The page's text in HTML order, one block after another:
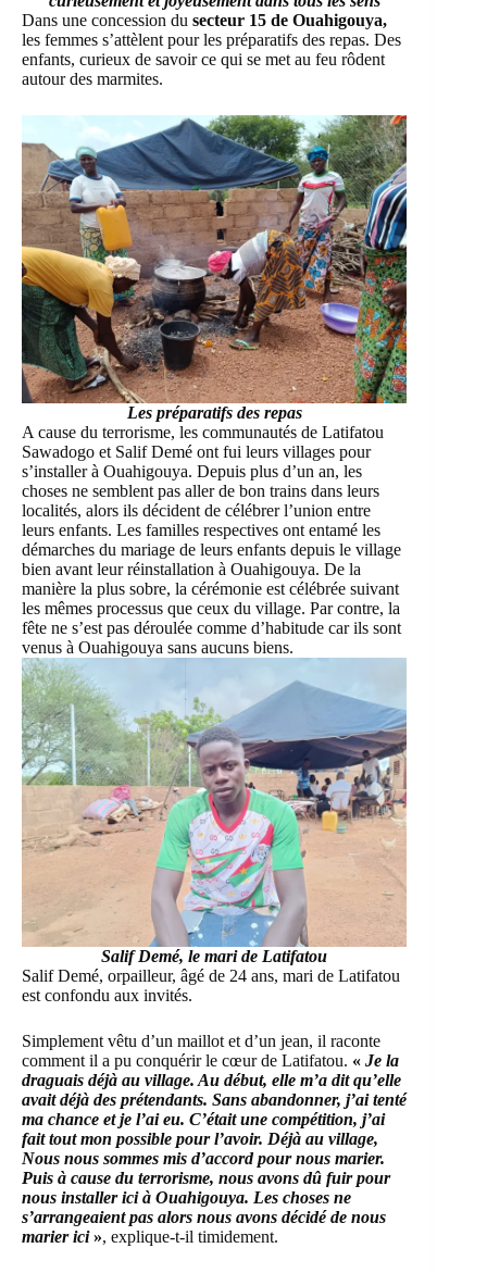
Dans une concession du secteur 15 de Ouahigouya,
les femmes s’attèlent pour les préparatifs des repas. Des
enfants, curieux de savoir ce qui se met au feu rôdent
autour des marmites.
Les préparatifs des repas
A cause du terrorisme, les communautés de Latifatou
Sawadogo et Salif Demé ont fui leurs villages pour
s’installer à Ouahigouya. Depuis plus d’un an, les
choses ne semblent pas aller de bon trains dans leurs
localités, alors ils décident de célébrer l’union entre
leurs enfants. Les familles respectives ont entamé les
démarches du mariage de leurs enfants depuis le village
bien avant leur réinstallation à Ouahigouya. De la
manière la plus sobre, la cérémonie est célébrée suivant
les mêmes processus que ceux du village. Par contre, la
fête ne s’est pas déroulée comme d’habitude car ils sont
venus à Ouahigouya sans aucuns biens.
Salif Demé, le mari de Latifatou
Salif Demé, orpailleur, âgé de 24 ans, mari de Latifatou
est confondu aux invités.
Simplement vêtu d’un maillot et d’un jean, il raconte
comment il a pu conquérir le cœur de Latifatou. « Je la
draguais déjà au village. Au début, elle m’a dit qu’elle
avait déjà des prétendants. Sans abandonner, j’ai tenté
ma chance et je l’ai eu. C’était une compétition, j’ai
fait tout mon possible pour l’avoir. Déjà au village,
Nous nous sommes mis d’accord pour nous marier.
Puis à cause du terrorisme, nous avons dû fuir pour
nous installer ici à Ouahigouya. Les choses ne
s’arrangeaient pas alors nous avons décidé de nous
marier ici», explique-t-il timidement.